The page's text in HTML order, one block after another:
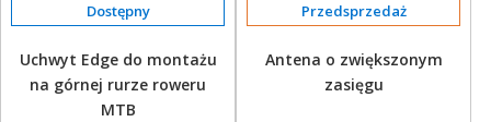
Uchwyt Edge do montażu
na górnej rurze roweru
MTB
Przedsprzedaż
Antena o zwiększonym
zasięgu